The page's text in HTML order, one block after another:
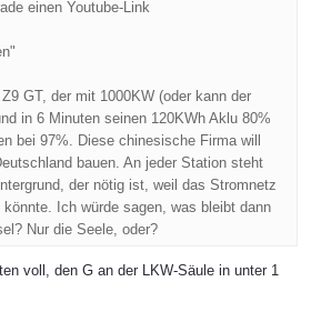
einen Youtube-Link
GT, der mit 1000KW (oder kann der
in 6 Minuten seinen 120KWh Aklu 80%
bei 97%. Diese chinesische Firma will
bauen. An jeder Station steht
der nötig ist, weil das Stromnetz
Ich würde sagen, was bleibt dann
Nur die Seele, oder?
voll, den G an der LKW-Säule in unter 1